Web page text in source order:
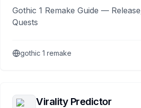
Gothic 1 Remake Guide —
Quests
gothic 1 remake
Virality Predictor